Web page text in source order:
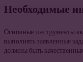
Необходимые
Основные инструменты
выполнять заявленные
должны быть